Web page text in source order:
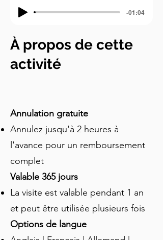
-01:04
À propos de cette
activité
Annulation gratuite
Annulez jusqu'à 2 heures à
l'avance pour un remboursement
complet
Valable 365 jours
La visite est valable pendant 1 an
et peut être utilisée plusieurs fois
Options de langue